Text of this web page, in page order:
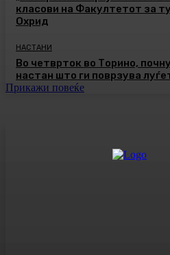
класови на Факултетот за
Охрид
НАСТАНИ
Во четврток во Торино,
настан што ги поврзува
Прикажи повеќе